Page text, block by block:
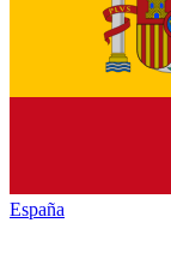
España